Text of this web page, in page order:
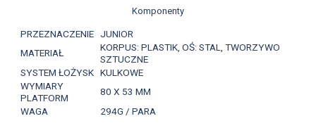
Komponenty
PRZEZNACZENIE
JUNIOR
MATERIAŁ
KORPUS: PLASTIK, OŚ: STAL, TWORZYWO
SZTUCZNE
SYSTEM ŁOŻYSK KULKOWE
WYMIARY
PLATFORM
80 X 53 MM
WAGA
294G / PARA